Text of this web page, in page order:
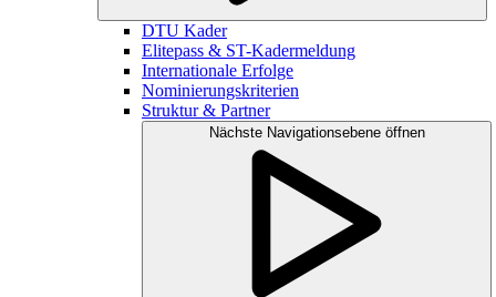
DTU Kader
Elitepass & ST-Kadermeldung
Internationale Erfolge
Nominierungskriterien
Struktur & Partner
Nächste Navigationsebene öffnen